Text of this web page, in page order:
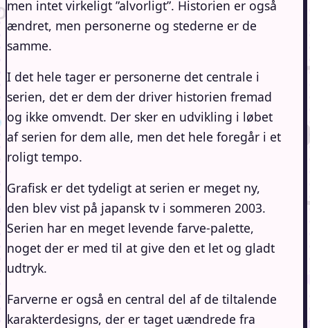
men intet virkeligt ”alvorligt”. Historien er også
ændret, men personerne og stederne er de
samme.
I det hele tager er personerne det centrale i
serien, det er dem der driver historien fremad
og ikke omvendt. Der sker en udvikling i løbet
af serien for dem alle, men det hele foregår i et
roligt tempo.
Grafisk er det tydeligt at serien er meget ny,
den blev vist på japansk tv i sommeren 2003.
Serien har en meget levende farve-palette,
noget der er med til at give den et let og gladt
udtryk.
Farverne er også en central del af de tiltalende
karakterdesigns, der er taget uændrede fra